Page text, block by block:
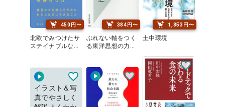
450円〜
北欧でみつけたサ
ステイナブルな暮
384円〜
ぶれない軸をつく
る東洋思想の力
1,853円〜
土中環境
イラスト＆写
真でやさしく